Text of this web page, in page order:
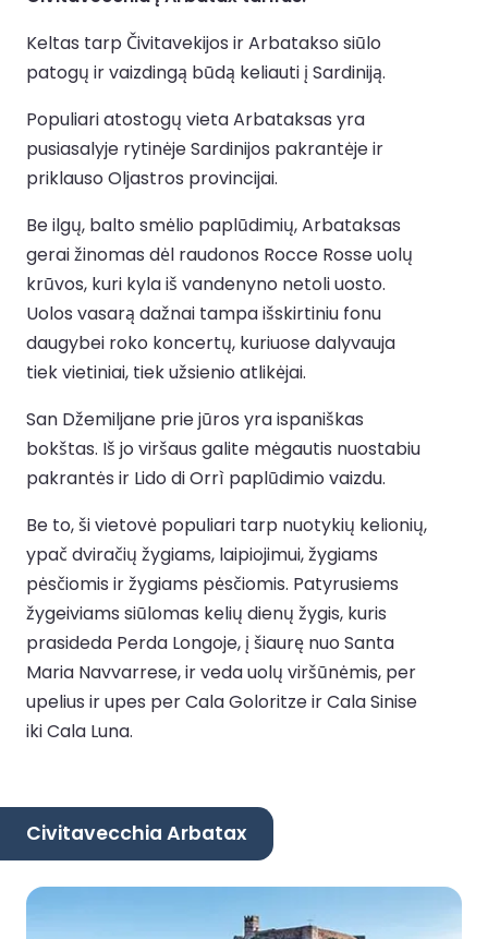
Keltas tarp Čivitavekijos ir Arbatakso siūlo
patogų ir vaizdingą būdą keliauti į Sardiniją.
Populiari atostogų vieta Arbataksas yra
pusiasalyje rytinėje Sardinijos pakrantėje ir
priklauso Oljastros provincijai.
Be ilgų, balto smėlio paplūdimių, Arbataksas
gerai žinomas dėl raudonos Rocce Rosse uolų
krūvos, kuri kyla iš vandenyno netoli uosto.
Uolos vasarą dažnai tampa išskirtiniu fonu
daugybei roko koncertų, kuriuose dalyvauja
tiek vietiniai, tiek užsienio atlikėjai.
San Džemiljane prie jūros yra ispaniškas
bokštas. Iš jo viršaus galite mėgautis nuostabiu
pakrantės ir Lido di Orrì paplūdimio vaizdu.
Be to, ši vietovė populiari tarp nuotykių kelionių,
ypač dviračių žygiams, laipiojimui, žygiams
pėsčiomis ir žygiams pėsčiomis. Patyrusiems
žygeiviams siūlomas kelių dienų žygis, kuris
prasideda Perda Longoje, į šiaurę nuo Santa
Maria Navvarrese, ir veda uolų viršūnėmis, per
upelius ir upes per Cala Goloritze ir Cala Sinise
iki Cala Luna.
Civitavecchia Arbatax